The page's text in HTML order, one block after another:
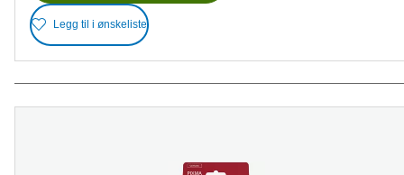
Legg til i ønskeliste